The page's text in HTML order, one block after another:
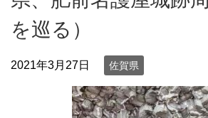
を巡る）
2021年3月27日 佐賀県